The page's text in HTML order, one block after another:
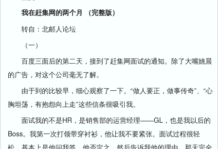
我在赶集网的两个月 （完整版）
转自：北邮人论坛
（一）
百度三面后的第二天，接到了赶集网面试的通知。除了大嘴姚晨
的广告，对这个公司毫无了解。
由于到的比较早，细心观察了一下。“做人要正，做事传奇”、“心
胸坦荡，有抱怨向上走”这些信条很吸引我。
面试我的不是HR，是销售部的运营经理——GL，也是我以后的
Boss。我第一次打领带穿衬衫，他让我不要紧张。面试过程很轻
松，基本上是他问我答，他否定之，然后告诉我他的理由。那天完全